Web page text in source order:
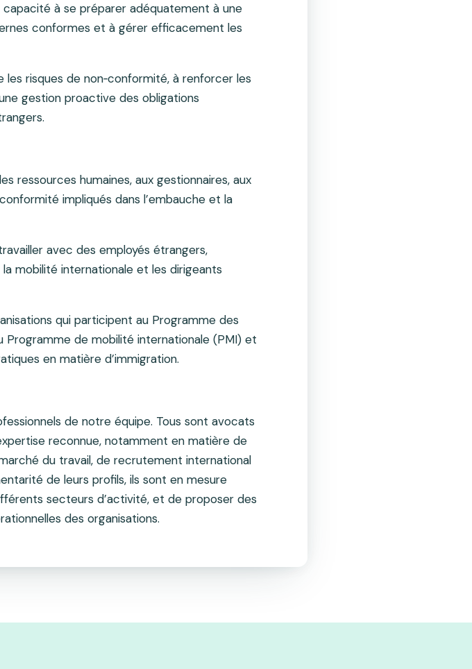
à se préparer adéquatement à une
conformes et à gérer efficacement les
risques de non‑conformité, à renforcer les
gestion proactive des obligations
ressources humaines, aux gestionnaires, aux
impliqués dans l’embauche et la
avec des employés étrangers,
mobilité internationale et les dirigeants
qui participent au Programme des
de mobilité internationale (PMI) et
en matière d’immigration.
de notre équipe. Tous sont avocats
reconnue, notamment en matière de
du travail, de recrutement international
de leurs profils, ils sont en mesure
secteurs d’activité, et de proposer des
des organisations.